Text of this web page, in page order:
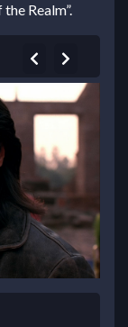
Realm”.
Previous